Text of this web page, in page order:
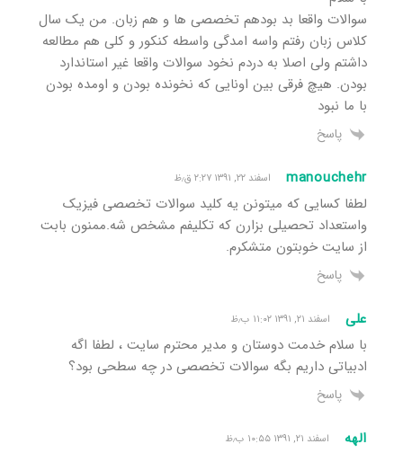
سوالات واقعا بد بودهم تخصصی ها و هم زبان. من یک سال
کلاس زبان رفتم واسه امدگی واسطه کنکور و کلی هم مطالعه
داشتم ولی اصلا به دردم نخود سوالات واقعا غیر استاندارد
بودن. هیچ فرقی بین اونایی که نخونده بودن و اومده بودن
با ما نبود
پاسخ
manouchehr اسفند ۲۲, ۱۳۹۱ ۲:۲۷ ق٫ظ
لطفا کسایی که میتونن یه کلید سوالات تخصصی فیزیک
واستعداد تحصیلی بزارن که تکلیفم مشخص شه.ممنون بابت
از سایت خوبتون متشکرم.
پاسخ
علی اسفند ۲۱, ۱۳۹۱ ۱۱:۰۲ ب٫ظ
با سلام خدمت دوستان و مدیر محترم سایت ، لطفا اگه
ادبیاتی داریم بگه سوالات تخصصی در چه سطحی بود؟
پاسخ
الهه اسفند ۲۱, ۱۳۹۱ ۱۰:۵۵ ب٫ظ